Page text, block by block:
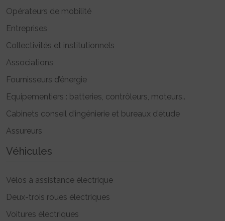
Opérateurs de mobilité
Entreprises
Collectivités et institutionnels
Associations
Fournisseurs d’énergie
Equipementiers : batteries, contrôleurs, moteurs..
Cabinets conseil d’ingénierie et bureaux d’étude
Assureurs
Véhicules
Vélos à assistance électrique
Deux-trois roues électriques
Voitures électriques